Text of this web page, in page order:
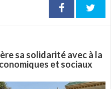
sa solidarité avec à la
et sociaux